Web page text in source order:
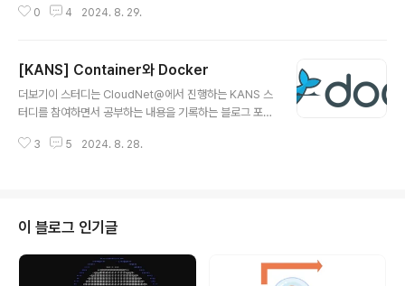
로 작성되었습니다. 컨테이너 격리컨테이너 격리의 역사c
시스템의 다른 디렉터리로 변경하는 기능을 제공합니다.
다시말해 user 디렉터리를 user 프로세스에게 최상위 디
렉토리인 root 디렉터리를 속여서 접근이 가능하도록 합
root는 경로를 모아서 패키징하고 새로운 경로에 가둬서
0 4 2024. 8. 29.
[KANS] Container와 Docker
더보기이 스터디는 CloudNet@에서 진행하는 KANS 스
터디를 참여하면서 공부하는 내용을 기록하는 블로그 포스
로 작성되었습니다. 도커도커란? 도커(Docker)는 소프
현하는 용어는 '컨테이너화된 프로세스(Containerized
Process)' 입니다.이 컨테이너는 애플리케이션과 애플
리케이션에 필요한 모든 종속성을 포함하며, 호스트 운영
체제와 독립적으로 실행될 수 있습니다. 이를 통해 개발자
3 5 2024. 8. 28.
이 블로그 인기글